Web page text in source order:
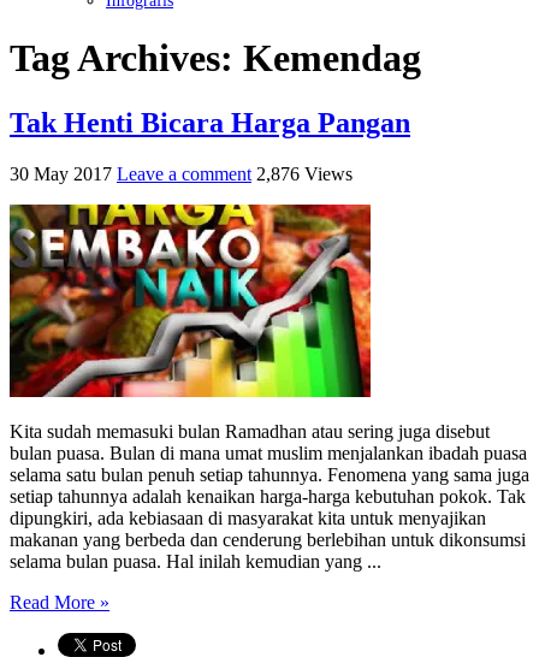
Tag Archives: Kemendag
Tak Henti Bicara Harga Pangan
30 May 2017 Leave a comment 2,876 Views
Kita sudah memasuki bulan Ramadhan atau sering juga disebut
bulan puasa. Bulan di mana umat muslim menjalankan ibadah puasa
selama satu bulan penuh setiap tahunnya. Fenomena yang sama juga
setiap tahunnya adalah kenaikan harga-harga kebutuhan pokok. Tak
dipungkiri, ada kebiasaan di masyarakat kita untuk menyajikan
makanan yang berbeda dan cenderung berlebihan untuk dikonsumsi
selama bulan puasa. Hal inilah kemudian yang ...
Read More »